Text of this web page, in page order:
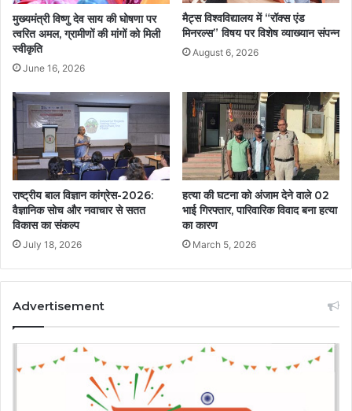
मुख्यमंत्री विष्णु देव साय की घोषणा पर
त्वरित अमल, ग्रामीणों की मांगों को मिली
स्वीकृति
June 16, 2026
मैट्स विश्वविद्यालय में “रॉक्स एंड
मिनरल्स” विषय पर विशेष व्याख्यान संपन्न
August 6, 2026
राष्ट्रीय बाल विज्ञान कांग्रेस-2026:
वैज्ञानिक सोच और नवाचार से सतत
विकास का संकल्प
July 18, 2026
हत्या की घटना को अंजाम देने वाले 02
भाई गिरफ्तार, पारिवारिक विवाद बना हत्या
का कारण
March 5, 2026
Advertisement